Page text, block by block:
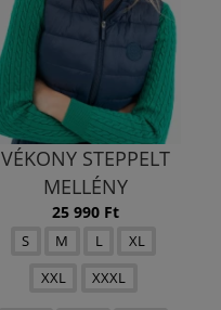
VÉKONY STEPPELT
MELLÉNY
25 990 Ft
S M L
XL
XXL
XXXL